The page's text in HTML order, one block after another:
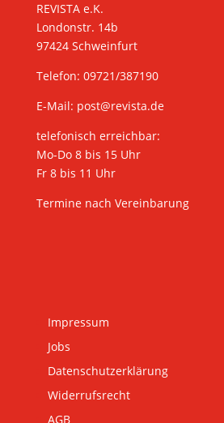
REVISTA e.K.
Londonstr. 14b
97424 Schweinfurt
Telefon: 09721/387190
E-Mail: post@revista.de
telefonisch erreichbar:
Mo-Do 8 bis 15 Uhr
Fr 8 bis 11 Uhr
Termine nach Vereinbarung
Impressum
Jobs
Datenschutzerklärung
Widerrufsrecht
AGB